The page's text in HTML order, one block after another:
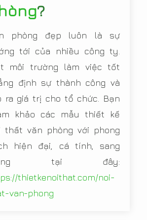
?
phòng đẹp luôn là sự
tới của nhiều công ty.
môi trường làm việc tốt
định sự thành công và
ra giá trị cho tổ chức. Bạn
khảo các mẫu thiết kế
thất văn phòng với phong
hiện đại, cá tính, sang
tại đây:
thietkenoithat.com/noi-
van-phong